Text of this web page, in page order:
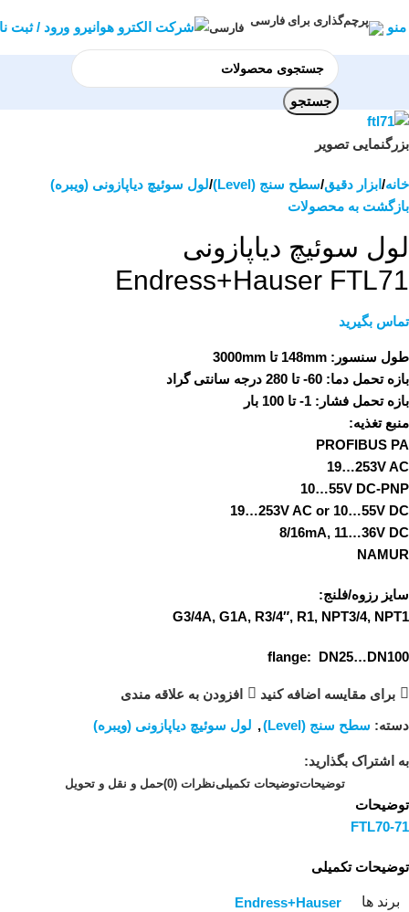
منو فارسی ورود / ثبت
جستجو
بزرگنمایی تصویر
خانه ابزار دقیق سطح سنج (Level)
لول سوئیچ دیاپازونی (ویبره)
بازگشت به محصولات
لول سوئیچ دیاپازونی
Endress+Hauser FTL71
تماس بگیرید
طول سنسور: 148mm تا 3000mm
بازه تحمل دما: 60- تا 280 درجه سانتی گراد
بازه تحمل فشار: 1- تا 100 بار
منبع تغذیه:
PROFIBUS PA
19…253V AC
10…55V DC-PNP
19…253V AC or 10…55V DC
8/16mA, 11…36V DC
NAMUR
سایز رزوه/فلنج:
G3/4A, G1A, R3/4″, R1, NPT3/4, NPT1
flange: DN25…DN100
برای مقایسه اضافه کنید افزودن به علاقه مندی
دسته: سطح سنج (Level) , لول سوئیچ دیاپازونی (ویبره)
به اشتراک بگذارید:
توضیحاتتوضیحات تکمیلینظرات (0) حمل و نقل و تحویل
توضیحات
FTL70-71
توضیحات تکمیلی
برند ها Endress+Hauser